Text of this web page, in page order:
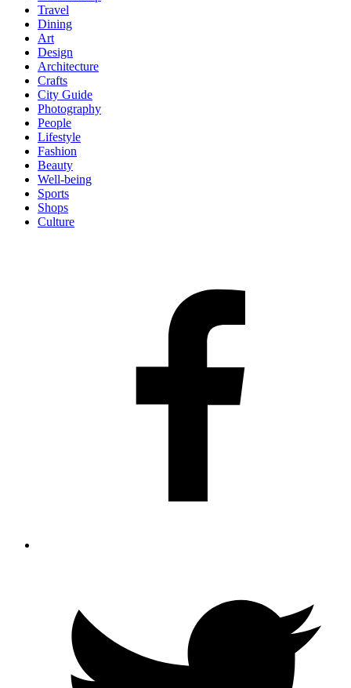
Travel
Dining
Art
Design
Architecture
Crafts
City Guide
Photography
People
Lifestyle
Fashion
Beauty
Well-being
Sports
Shops
Culture